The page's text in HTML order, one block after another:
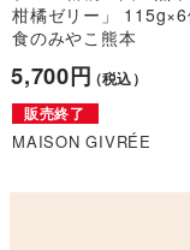
柑橘ゼリー」
食のみやこ熊本
5,700円（税込）
販売終了
MAISON GIVRÉE